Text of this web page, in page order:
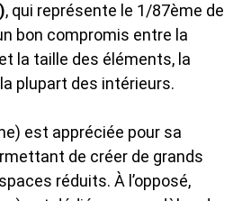
, qui représente le 1/87ème de
bon compromis entre la
la taille des éléments, la
plupart des intérieurs.
est appréciée pour sa
de créer de grands
réduits. À l’opposé,